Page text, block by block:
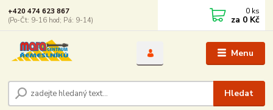
Menu
Hledat
+420 474 623 867
(Po-Čt: 9-16 hod; Pá: 9-14)
0 ks
za 0 Kč